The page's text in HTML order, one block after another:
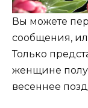
Вы можете
сообщения,
Только
женщине
весеннее